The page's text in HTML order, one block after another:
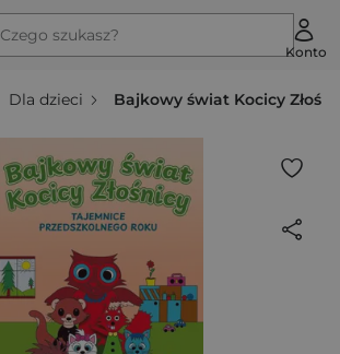
Czego szukasz?
Konto
Dla dzieci Bajkowy świat Kocicy